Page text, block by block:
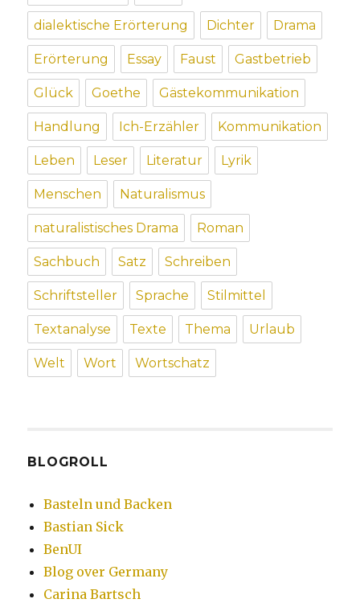
dialektische Erörterung Dichter Drama
Erörterung Essay Faust Gastbetrieb
Glück Goethe Gästekommunikation
Handlung Ich-Erzähler Kommunikation
Leben Leser Literatur Lyrik
Menschen Naturalismus
naturalistisches Drama Roman
Sachbuch Satz Schreiben
Schriftsteller Sprache Stilmittel
Textanalyse Texte Thema Urlaub
Welt Wort Wortschatz
BLOGROLL
Basteln und Backen
Bastian Sick
BenUI
Blog over Germany
Carina Bartsch